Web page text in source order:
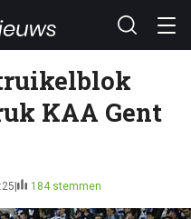
KAA Gent
184 stemmen